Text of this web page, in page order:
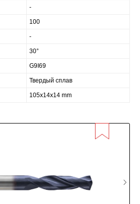
-
100
-
30°
G9I69
Твердый сплав
105x14x14 mm